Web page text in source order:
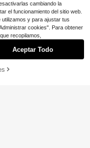
AÑADIR A LA BOLSA
cambiando la
el funcionamiento del sitio web.
y para ajustar tus
cookies". Para obtener
recopilamos,
Aceptar Todo